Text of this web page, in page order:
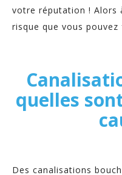
votre réputation ! Alors
risque que vous
quelles
Des canalisations